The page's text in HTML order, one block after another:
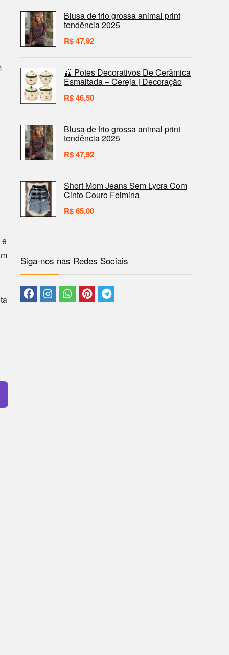
e
Blusa de frio grossa animal print
tendência 2025
R$47,92
🍒 Potes Decorativos De Cerâmica
Esmaltada – Cereja | Decoração
R$46,50
Blusa de frio grossa animal print
tendência 2025
R$47,92
Short Mom Jeans Sem Lycra Com
Cinto Couro Feimina
R$65,00
Siga-nos nas Redes Sociais